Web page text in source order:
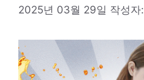
2025년 03월 29일 작성자: